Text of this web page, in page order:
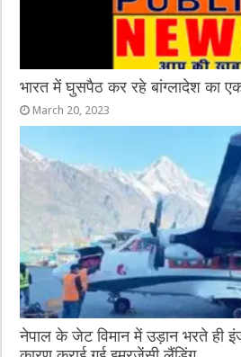
भारत में घुसपैठ कर रहे बांग्लादेश का एक
March 20, 2023
नेपाल के जेट विमान में उड़ान भरते ही